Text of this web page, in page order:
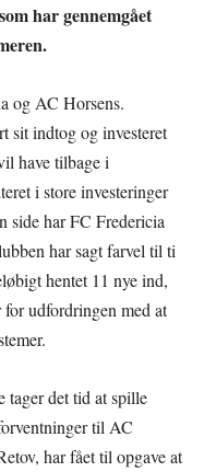
har gennemgået
og AC Horsens.
sit indtog og investeret
have tilbage i
i store investeringer
side har FC Fredericia
har sagt farvel til ti
hentet 11 nye ind,
udfordringen med at
tager det tid at spille
til AC
har fået til opgave at